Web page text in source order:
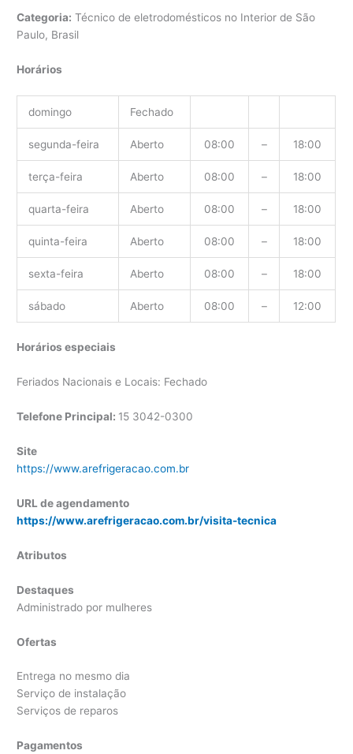
Categoria: Técnico de eletrodomésticos no Interior de São
Paulo, Brasil
Horários
domingo Fechado
segunda-feira Aberto 08:00 – 18:00
terça-feira Aberto 08:00 – 18:00
quarta-feira Aberto 08:00 – 18:00
quinta-feira Aberto 08:00 – 18:00
sexta-feira Aberto 08:00 – 18:00
sábado Aberto 08:00 – 12:00
Horários especiais
Feriados Nacionais e Locais: Fechado
Telefone Principal: 15 3042-0300
Site
https://www.arefrigeracao.com.br
URL de agendamento
https://www.arefrigeracao.com.br/visita-tecnica
Atributos
Destaques
Administrado por mulheres
Ofertas
Entrega no mesmo dia
Serviço de instalação
Serviços de reparos
Pagamentos